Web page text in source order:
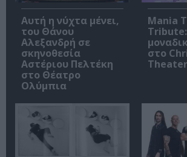
Αυτή η νύχτα μένει,
του Θάνου
Αλεξανδρή σε
σκηνοθεσία
Αστέριου Πελτέκη
στο Θέατρο
Ολύμπια
Mania
στο
Theater